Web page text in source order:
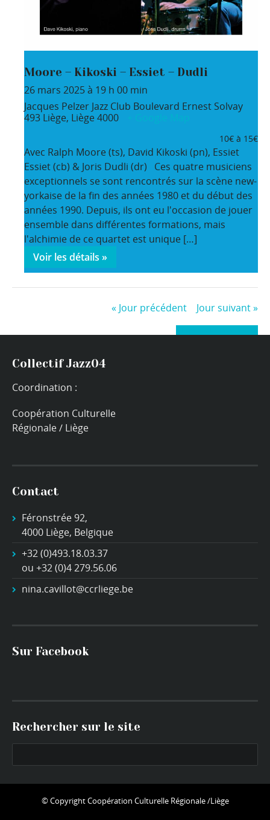
Moore – Kikoski – Essiet – Dudli
26 mars 2025 à 19 h 00 min
Jacques Pelzer Jazz Club Boulevard Ernest Solvay
493 Liège, Liège4000
10€ à 15€
Avec Ralph Moore (ts), David Kikoski (pn), Essiet
Essiet (cb) & Joris Dudli (dr) Ces quatre musiciens
exceptionnels se sont rencontrés sur la scène new-
yorkaise de la fin des années 1980 et du début des
années 1990. Depuis, ils ont eu l'occasion de jouer
ensemble dans différentes formations, mais
l'alchimie de ce quartet est unique […]
Voir les détails »
« Jour précédent Jour suivant»
Collectif Jazz04
Coordination :
Coopération Culturelle
Régionale / Liège
Contact
Féronstrée 92,
4000 Liège, Belgique
+32 (0)493.18.03.37
ou +32 (0)4 279.56.06
nina.cavillot@ccrliege.be
Sur Facebook
Rechercher sur le site
© CopyrightCoopération Culturelle Régionale /Liège